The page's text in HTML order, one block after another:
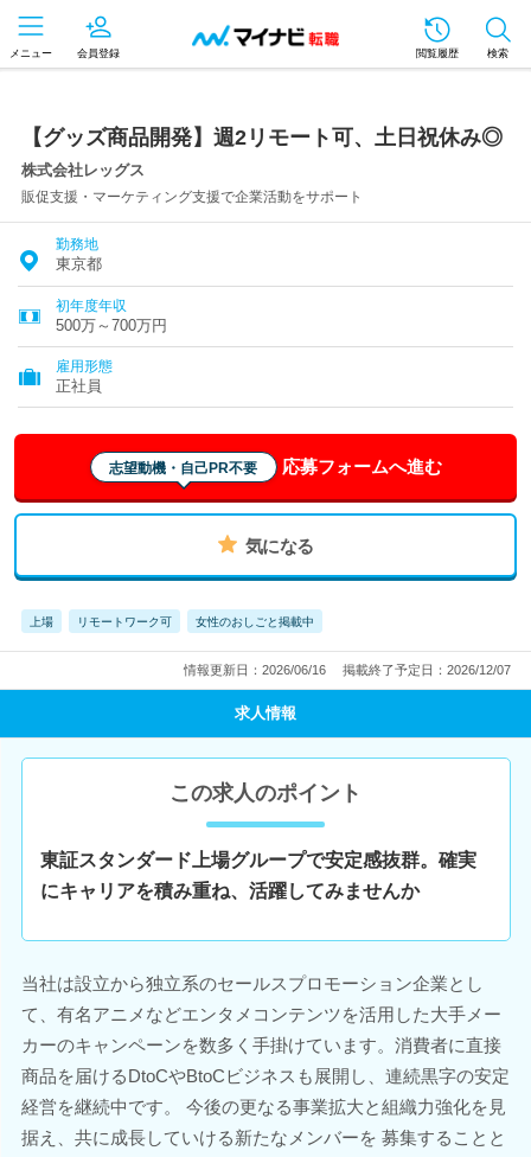
メニュー 会員登録 閲覧履歴 検索
【グッズ商品開発】週2リモート可、土日祝休み◎
株式会社レッグス
販促支援・マーケティング支援で企業活動をサポート
勤務地
東京都
初年度年収
500万～700万円
雇用形態
正社員
志望動機・自己PR不要 応募フォームへ進む
気になる
上場 リモートワーク可 女性のおしごと掲載中
情報更新日：2026/06/16 掲載終了予定日：2026/12/07
求人情報
この求人のポイント
東証スタンダード上場グループで安定感抜群。確実
にキャリアを積み重ね、活躍してみませんか
当社は設立から独立系のセールスプロモーション企業とし
て、有名アニメなどエンタメコンテンツを活用した大手メー
カーのキャンペーンを数多く手掛けています。消費者に直接
商品を届けるDtoCやBtoCビジネスも展開し、連続黒字の安定
経営を継続中です。 今後の更なる事業拡大と組織力強化を見
据え、共に成長していける新たなメンバーを 募集することと